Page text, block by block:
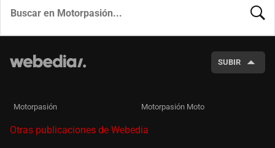
SUBIR
Motorpasión Motorpasión Moto
Otras publicaciones de Webedia